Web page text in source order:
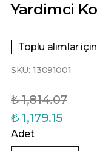
Yardimci
Toplu alımlar
SKU: 13091001
₺ 1,814.07
₺ 1,179.15
Adet